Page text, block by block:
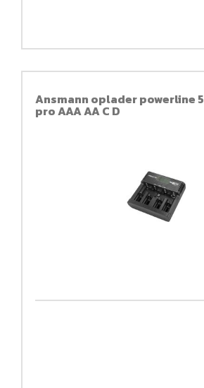
Ansmann oplader powerline 5
pro AAA AA C D